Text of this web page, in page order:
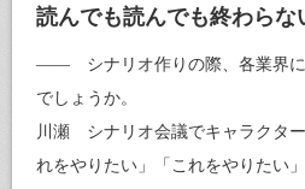
読んでも読んでも終わらな
—— シナリオ作りの際、各業界に
でしょうか。
川瀬 シナリオ会議でキャラクタ
れをやりたい」「これをやりたい